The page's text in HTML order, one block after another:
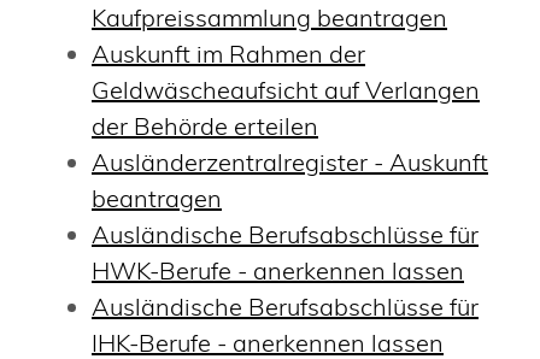
Kaufpreissammlung beantragen
Auskunft im Rahmen der
Geldwäscheaufsicht auf Verlangen
der Behörde erteilen
Ausländerzentralregister - Auskunft
beantragen
Ausländische Berufsabschlüsse für
HWK-Berufe - anerkennen lassen
Ausländische Berufsabschlüsse für
IHK-Berufe - anerkennen lassen